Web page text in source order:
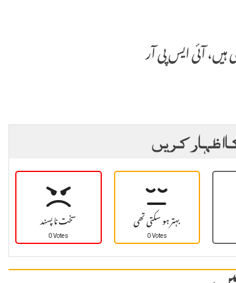
آئی ایس پی آر
اظہار کریں
سخت نا پسند
0 Votes بہتر ہو سکتی تھی
0 Votes